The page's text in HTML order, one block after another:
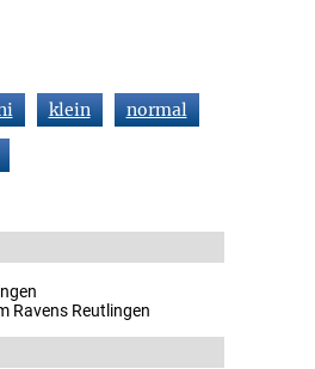
klein normal
Ravens Reutlingen